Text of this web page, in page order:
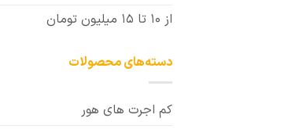
از 10 تا 15 میلیون تومان
دسته‌های محصولات
کم اجرت های هور